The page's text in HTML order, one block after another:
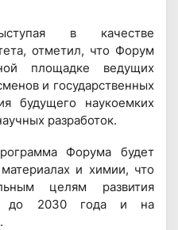
в качестве
отметил, что Форум
площадке ведущих
и государственных
будущего наукоемких
разработок.
Форума будет
и химии, что
целям развития
до 2030 года и на